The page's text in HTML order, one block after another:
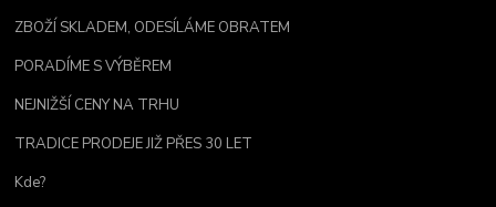
ZBOŽÍ SKLADEM, ODESÍLÁME OBRATEM
PORADÍME S VÝBĚREM
NEJNIŽŠÍ CENY NA TRHU
TRADICE PRODEJE JIŽ PŘES 30 LET
Kde?